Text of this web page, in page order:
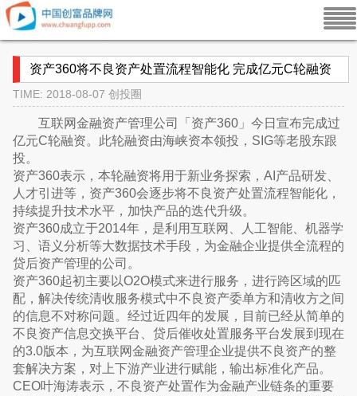
资产360将不良资产处置流程智能化 完成亿元C轮融资
TIME: 2018-08-07 创投圈
互联网金融资产管理公司「资产360」今日宣布完成过
亿元C轮融资。此轮融资由海峡资本领投，SIG等老股东跟
投。
资产360表示，本轮融资将用于新业务探索，AI产品研发、
人才引进等，资产360会逐步将不良资产处置流程智能化，
持续提升技术水平，加快产品的迭代升级。
资产360成立于2014年，是利用互联网、人工智能、机器学
习、语义分析等大数据技术手段，为金融企业提供全流程的
贷后资产管理的公司。
资产360起初主要以O2O模式来进行服务，进行跨区域的匹
配，解决传统清收服务模式中不良资产委单方和清收方之间
的信息不对称问题。经过近四年的发展，目前已经从简单的
不良资产信息交换平台、贷后催收处置服务平台发展到现在
的3.0版本，为互联网金融资产管理企业提供不良资产的整
套解决方案，对上下游产业进行赋能，输出标准化产品。
CEO叶海涛表示，不良资产处置作为金融产业链条的重要